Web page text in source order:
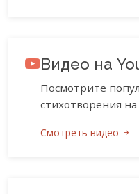
Видео на
Посмотрите
стихотворения на
Смотреть видео